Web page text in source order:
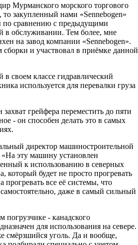
Мурманского морского торгового
то закупленный нами «Sennebogen»
по сравнению с предыдущими
в обслуживании. Тем более, мне
на завод компании «Sennebogen».
и участвовал в приёмке данной
классе гидравлический
используется для перевалки груза
грейфера переместить до пяти
- он способен делать это в самых
директор машиностроительной
эту машину установлен
к использованию в северных
который будет не просто прогревать
прогревать все её системы, что
самостоятельно, даже в самый сильный
- канадского
для использования на севере.
смёрзшийся уголь. Да и вообще,